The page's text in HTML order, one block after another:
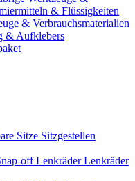
& Flüssigkeiten
& Verbrauchsmaterialien
& Aufklebers
Sitze Sitzgestellen
offLenkräderLenkräder